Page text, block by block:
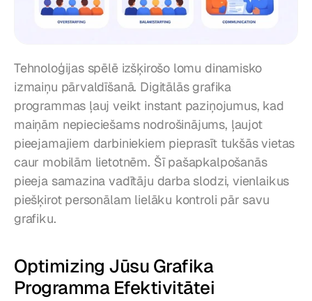
Tehnoloģijas spēlē izšķirošo lomu dinamisko
izmaiņu pārvaldīšanā. Digitālās grafika
programmas ļauj veikt instant paziņojumus, kad
maiņām nepieciešams nodrošinājums, ļaujot
pieejamajiem darbiniekiem pieprasīt tukšās vietas
caur mobilām lietotnēm. Šī pašapkalpošanās
pieeja samazina vadītāju darba slodzi, vienlaikus
piešķirot personālam lielāku kontroli pār savu
grafiku.
Optimizing Jūsu Grafika
Programma Efektivitātei